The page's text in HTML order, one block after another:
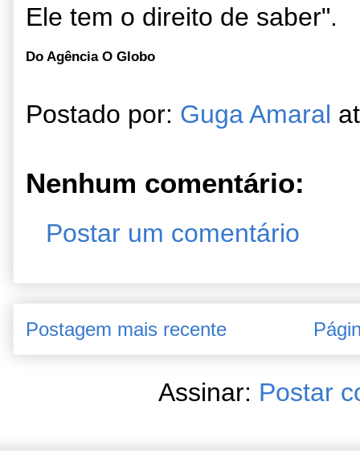
Ele tem o direito de saber".
Do Agência O Globo
Postado por: Guga Amaral
Nenhum comentário:
Postar um comentário
Postagem mais recente
Assinar: Postar